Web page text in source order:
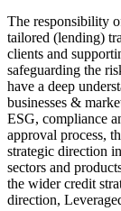
The responsibility
tailored (lending)
clients and
safeguarding the
have a deep
businesses &
ESG, compliance
approval process,
strategic direction
sectors and
the wider credit
direction,